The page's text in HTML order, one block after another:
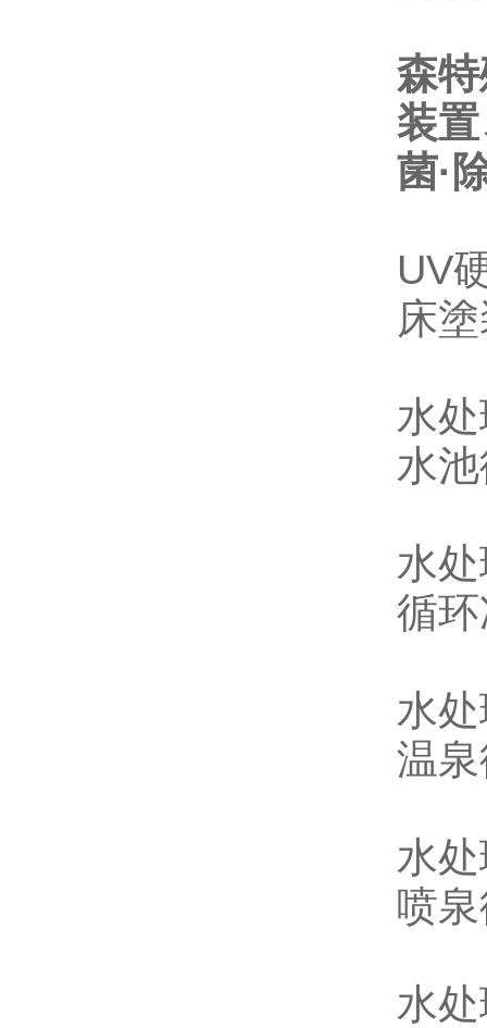
森
装
菌·
UV
床
水
水
水
循
水
温
水
喷
水